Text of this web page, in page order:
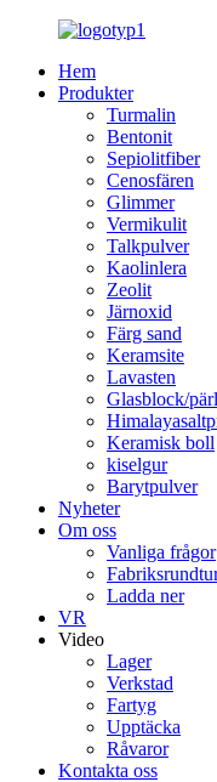
Hem
Produkter
Turmalin
Bentonit
Sepiolitfiber
Cenosfären
Glimmer
Vermikulit
Talkpulver
Kaolinlera
Zeolit
Järnoxid
Färg sand
Keramsite
Lavasten
Glasblock/
Keramisk boll
kiselgur
Barytpulver
Nyheter
Om oss
Vanliga frågor
Ladda ner
VR
Video
Lager
Verkstad
Fartyg
Upptäcka
Råvaror
Kontakta oss